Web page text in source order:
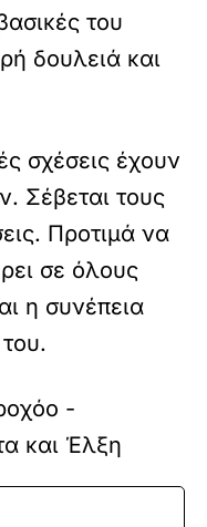
του
δουλειά και
σχέσεις έχουν
Σέβεται τους
Προτιμά να
σε όλους
η συνέπεια